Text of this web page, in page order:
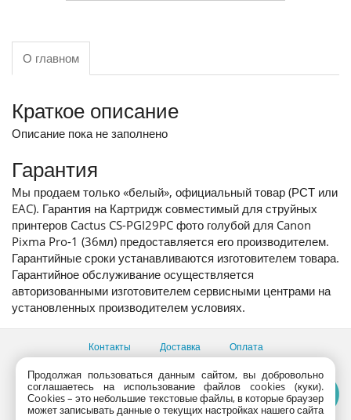
О главном
Краткое описание
Описание пока не заполнено
Гарантия
Мы продаем только «белый», официальный товар (РСТ или
EAC). Гарантия на Картридж совместимый для струйных
принтеров Cactus CS-PGI29PC фото голубой для Canon
Pixma Pro-1 (36мл) предоставляется его производителем.
Гарантийные сроки устанавливаются изготовителем товара.
Гарантийное обслуживание осуществляется
авторизованными изготовителем сервисными центрами на
установленных производителем условиях.
Контакты Доставка Оплата
Все пункты выдачи
Консультации продавцов по телефону:+7 (495) 795-09-03,
+7 (800) 775-09-03
PlanetaShop.ru © 2000 - 2017 | Все права защищены
Продолжая пользоваться данным сайтом, вы добровольно
соглашаетесь на использование файлов cookies (куки).
Сookies – это небольшие текстовые файлы, в которые браузер
может записывать данные о текущих настройках нашего сайта